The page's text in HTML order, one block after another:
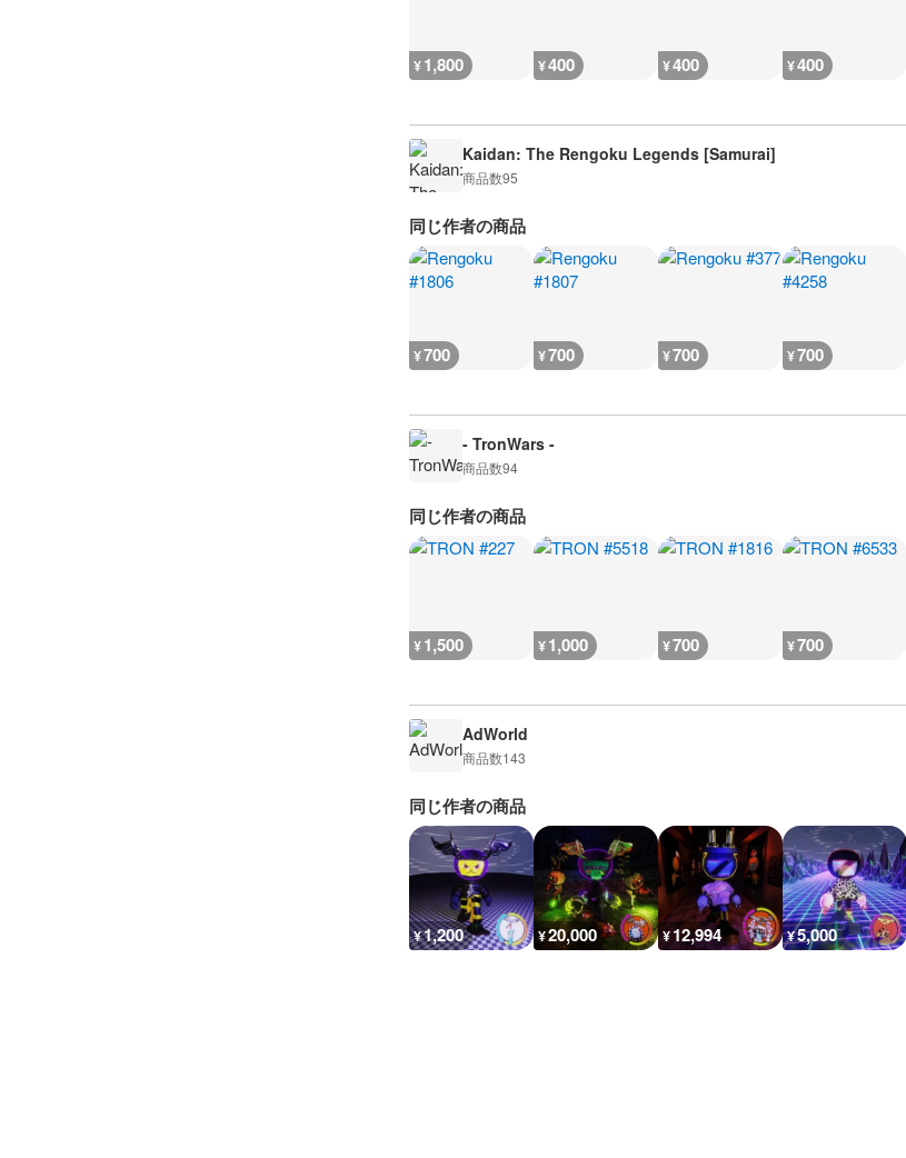
¥1,800 ¥400 ¥400 ¥400
Kaidan: The Rengoku Legends [Samurai]
商品数95
同じ作者の商品
¥700 ¥700 ¥700 ¥700
- TronWars -
商品数94
同じ作者の商品
¥1,500 ¥1,000 ¥700 ¥700
AdWorld
商品数143
同じ作者の商品
¥1,200 ¥20,000 ¥12,994 ¥5,000